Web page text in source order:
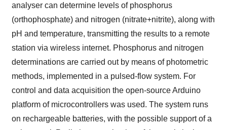
analyser can determine levels of phosphorus
(orthophosphate) and nitrogen (nitrate+nitrite), along with
pH and temperature, transmitting the results to a remote
station via wireless internet. Phosphorus and nitrogen
determinations are carried out by means of photometric
methods, implemented in a pulsed-flow system. For
control and data acquisition the open-source Arduino
platform of microcontrollers was used. The system runs
on rechargeable batteries, with the possible support of a